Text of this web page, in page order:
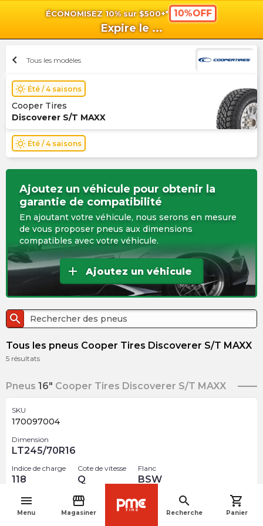
ÉCONOMISEZ 10% sur $500+* 10%OFF
Expire le ...
menu
Menu
storefront
Magasiner
search
Recherche
shopping_cart
Panier
chevron_left Tous les modèles
wb_sunny Été / 4 saisons
Cooper Tires
Discoverer S/T MAXX
wb_sunny Été / 4 saisons
Ajoutez un véhicule pour obtenir la
garantie de compatibilité
En ajoutant votre véhicule, nous serons en mesure
de vous proposer pneus aux dimensions
compatibles avec votre véhicule.
add Ajoutez un véhicule
search
Tous les pneus Cooper Tires Discoverer S/T MAXX
5 résultats
Pneus 16" Cooper Tires Discoverer S/T MAXX
SKU
170097004
Dimension
LT245/70R16
Indice de charge
118
Cote de vitesse
Q
Flanc
BSW
Cloutable
navigate_before